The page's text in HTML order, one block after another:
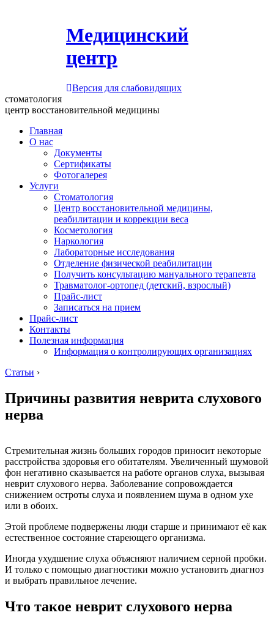
Медицинский
центр
Версия для слабовидящих
стоматология
центр восстановительной медицины
Главная
О нас
Документы
Сертификаты
Фотогалерея
Услуги
Стоматология
Центр восстановительной медицины,
реабилитации и коррекции веса
Косметология
Наркология
Лабораторные исследования
Отделение физической реабилитации
Получить консультацию мануального терапевта
Травматолог-ортопед (детский, взрослый)
Прайс-лист
Записаться на прием
Прайс-лист
Контакты
Полезная информация
Информация о контролирующих организациях
Статьи ›
Причины развития неврита слухового
нерва
Стремительная жизнь больших городов приносит некоторые
расстройства здоровья его обитателям. Увеличенный шумовой
фон негативно сказывается на работе органов слуха, вызывая
неврит слухового нерва. Заболевание сопровождается
снижением остроты слуха и появлением шума в одном ухе
или в обоих.
Этой проблеме подвержены люди старше и принимают её как
естественное состояние стареющего организма.
Иногда ухудшение слуха объясняют наличием серной пробки.
И только с помощью диагностики можно установить диагноз
и выбрать правильное лечение.
Что такое неврит слухового нерва